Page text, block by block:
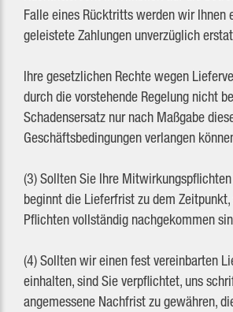
Falle eines Rücktritts werden wir Ihnen
geleistete Zahlungen unverzüglich
Ihre gesetzlichen Rechte wegen
durch die vorstehende Regelung nicht
Schadensersatz nur nach Maßgabe
Geschäftsbedingungen verlangen
(3) Sollten Sie Ihre
beginnt die Lieferfrist zu dem
Pflichten vollständig nachgekommen
(4) Sollten wir einen fest vereinbarten
einhalten, sind Sie verpflichtet, uns
angemessene Nachfrist zu gewähren,